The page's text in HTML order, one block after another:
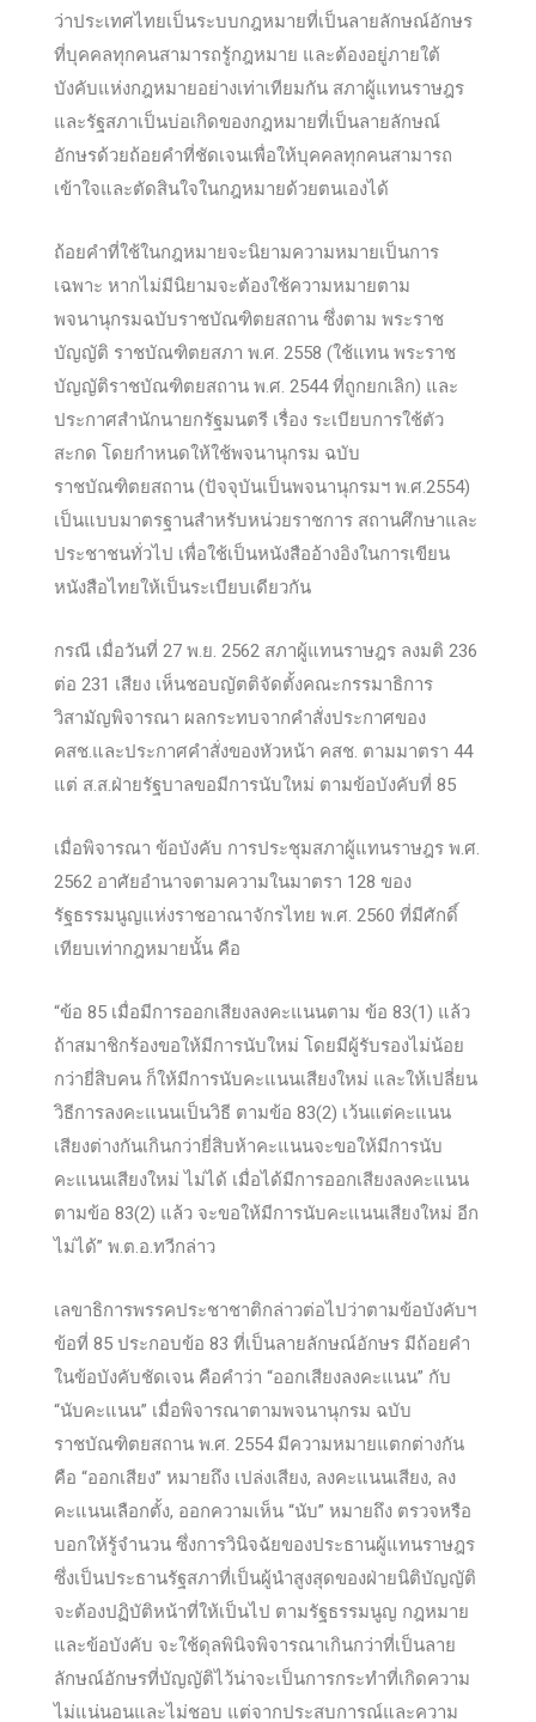
ว่าประเทศไทยเป็นระบบกฎหมายที่เป็นลายลักษณ์อักษร
ที่บุคคลทุกคนสามารถรู้กฎหมาย และต้องอยู่ภายใต้
บังคับแห่งกฎหมายอย่างเท่าเทียมกัน สภาผู้แทนราษฎร
และรัฐสภาเป็นบ่อเกิดของกฎหมายที่เป็นลายลักษณ์
อักษรด้วยถ้อยคำที่ชัดเจนเพื่อให้บุคคลทุกคนสามารถ
เข้าใจและตัดสินใจในกฎหมายด้วยตนเองได้
ถ้อยคำที่ใช้ในกฎหมายจะนิยามความหมายเป็นการ
เฉพาะ หากไม่มีนิยามจะต้องใช้ความหมายตาม
พจนานุกรมฉบับราชบัณฑิตยสถาน ซึ่งตาม พระราช
บัญญัติ ราชบัณฑิตยสภา พ.ศ. 2558 (ใช้แทน พระราช
บัญญัติราชบัณฑิตยสถาน พ.ศ. 2544 ที่ถูกยกเลิก) และ
ประกาศสำนักนายกรัฐมนตรี เรื่อง ระเบียบการใช้ตัว
สะกด โดยกำหนดให้ใช้พจนานุกรม ฉบับ
ราชบัณฑิตยสถาน (ปัจจุบันเป็นพจนานุกรมฯ พ.ศ.2554)
เป็นแบบมาตรฐานสำหรับหน่วยราชการ สถานศึกษาและ
ประชาชนทั่วไป เพื่อใช้เป็นหนังสืออ้างอิงในการเขียน
หนังสือไทยให้เป็นระเบียบเดียวกัน
กรณี เมื่อวันที่ 27 พ.ย. 2562 สภาผู้แทนราษฎร ลงมติ 236
ต่อ 231 เสียง เห็นชอบญัตติจัดตั้งคณะกรรมาธิการ
วิสามัญพิจารณา ผลกระทบจากคำสั่งประกาศของ
คสช.และประกาศคำสั่งของหัวหน้า คสช. ตามมาตรา 44
แต่ ส.ส.ฝ่ายรัฐบาลขอมีการนับใหม่ ตามข้อบังคับที่ 85
เมื่อพิจารณา ข้อบังคับ การประชุมสภาผู้แทนราษฎร พ.ศ.
2562 อาศัยอำนาจตามความในมาตรา 128 ของ
รัฐธรรมนูญแห่งราชอาณาจักรไทย พ.ศ. 2560 ที่มีศักดิ์
เทียบเท่ากฎหมายนั้น คือ
“ข้อ 85 เมื่อมีการออกเสียงลงคะแนนตาม ข้อ 83(1) แล้ว
ถ้าสมาชิกร้องขอให้มีการนับใหม่ โดยมีผู้รับรองไม่น้อย
กว่ายี่สิบคน ก็ให้มีการนับคะแนนเสียงใหม่ และให้เปลี่ยน
วิธีการลงคะแนนเป็นวิธี ตามข้อ 83(2) เว้นแต่คะแนน
เสียงต่างกันเกินกว่ายี่สิบห้าคะแนนจะขอให้มีการนับ
คะแนนเสียงใหม่ ไม่ได้ เมื่อได้มีการออกเสียงลงคะแนน
ตามข้อ 83(2) แล้ว จะขอให้มีการนับคะแนนเสียงใหม่ อีก
ไม่ได้” พ.ต.อ.ทวีกล่าว
เลขาธิการพรรคประชาชาติกล่าวต่อไปว่าตามข้อบังคับฯ
ข้อที่ 85 ประกอบข้อ 83 ที่เป็นลายลักษณ์อักษร มีถ้อยคำ
ในข้อบังคับชัดเจน คือคำว่า “ออกเสียงลงคะแนน” กับ
“นับคะแนน” เมื่อพิจารณาตามพจนานุกรม ฉบับ
ราชบัณฑิตยสถาน พ.ศ. 2554 มีความหมายแตกต่างกัน
คือ “ออกเสียง” หมายถึง เปล่งเสียง, ลงคะแนนเสียง, ลง
คะแนนเลือกตั้ง, ออกความเห็น “นับ” หมายถึง ตรวจหรือ
บอกให้รู้จำนวน ซึ่งการวินิจฉัยของประธานผู้แทนราษฎร
ซึ่งเป็นประธานรัฐสภาที่เป็นผู้นำสูงสุดของฝ่ายนิติบัญญัติ
จะต้องปฏิบัติหน้าที่ให้เป็นไป ตามรัฐธรรมนูญ กฎหมาย
และข้อบังคับ จะใช้ดุลพินิจพิจารณาเกินกว่าที่เป็นลาย
ลักษณ์อักษรที่บัญญัติไว้น่าจะเป็นการกระทำที่เกิดความ
ไม่แน่นอนและไม่ชอบ แต่จากประสบการณ์และความ